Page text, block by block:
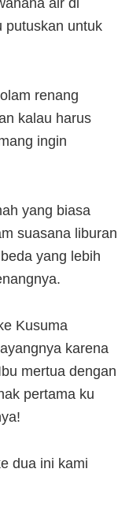
air di
putuskan untuk
renang
kalau harus
ingin
yang biasa
suasana liburan
yang lebih
Kusuma
karena
mertua dengan
pertama ku
dua ini kami